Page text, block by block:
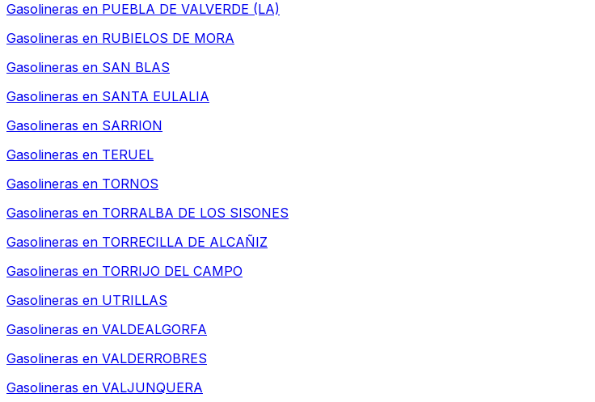
Gasolineras en PUEBLA DE VALVERDE (LA)
Gasolineras en RUBIELOS DE MORA
Gasolineras en SAN BLAS
Gasolineras en SANTA EULALIA
Gasolineras en SARRION
Gasolineras en TERUEL
Gasolineras en TORNOS
Gasolineras en TORRALBA DE LOS SISONES
Gasolineras en TORRECILLA DE ALCAÑIZ
Gasolineras en TORRIJO DEL CAMPO
Gasolineras en UTRILLAS
Gasolineras en VALDEALGORFA
Gasolineras en VALDERROBRES
Gasolineras en VALJUNQUERA